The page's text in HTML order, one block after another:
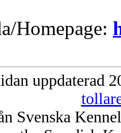
Homepage:
uppdaterad
Svenska